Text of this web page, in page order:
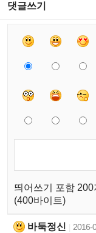
댓글쓰기
띄어쓰기 포함
(400바이트)
바둑정신 2016-